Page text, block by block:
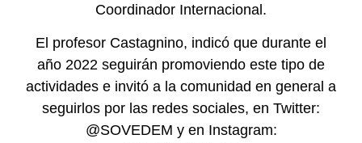
Coordinador Internacional.
El profesor Castagnino, indicó que durante el
año 2022 seguirán promoviendo este tipo de
actividades e invitó a la comunidad en general a
seguirlos por las redes sociales, en Twitter:
@SOVEDEM y en Instagram: